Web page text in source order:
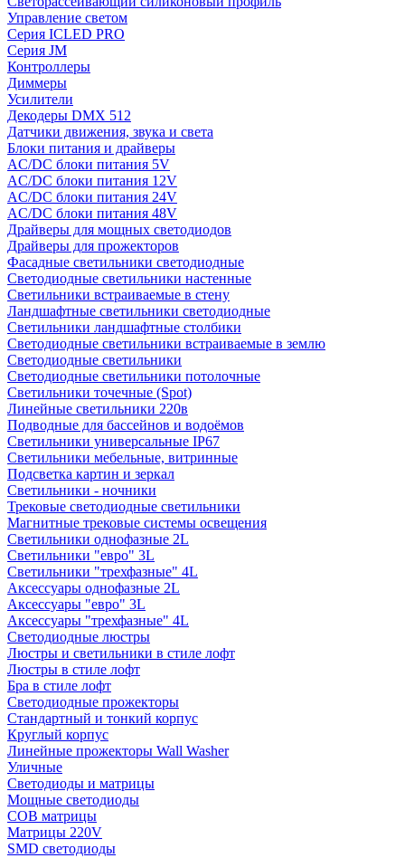
Управление светом
Серия ICLED PRO
Серия JM
Контроллеры
Диммеры
Усилители
Декодеры DMX 512
Датчики движения, звука и света
Блоки питания и драйверы
AC/DC блоки питания 5V
AC/DC блоки питания 12V
AC/DC блоки питания 24V
AC/DC блоки питания 48V
Драйверы для мощных светодиодов
Драйверы для прожекторов
Фасадные светильники светодиодные
Светодиодные светильники настенные
Светильники встраиваемые в стену
Ландшафтные светильники светодиодные
Светильники ландшафтные столбики
Светодиодные светильники встраиваемые в землю
Светодиодные светильники
Светодиодные светильники потолочные
Светильники точечные (Spot)
Линейные светильники 220в
Подводные для бассейнов и водоёмов
Светильники универсальные IP67
Светильники мебельные, витринные
Подсветка картин и зеркал
Светильники - ночники
Трековые светодиодные светильники
Магнитные трековые системы освещения
Светильники однофазные 2L
Светильники "евро" 3L
Светильники "трехфазные" 4L
Аксессуары однофазные 2L
Аксессуары "евро" 3L
Аксессуары "трехфазные" 4L
Светодиодные люстры
Люстры и светильники в стиле лофт
Люстры в стиле лофт
Бра в стиле лофт
Светодиодные прожекторы
Стандартный и тонкий корпус
Круглый корпус
Линейные прожекторы Wall Washer
Уличные
Светодиоды и матрицы
Мощные светодиоды
COB матрицы
Матрицы 220V
SMD светодиоды